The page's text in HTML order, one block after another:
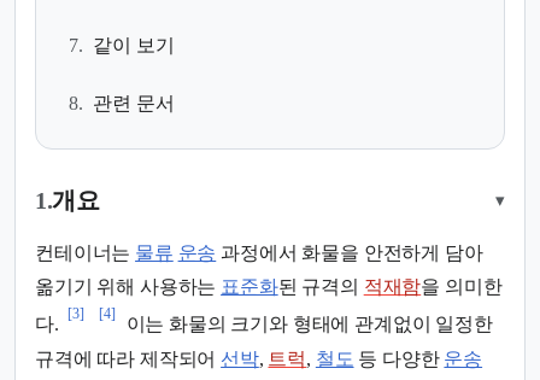
7. 같이 보기
8. 관련 문서
1.개요 ▾
컨테이너는 물류 운송 과정에서 화물을 안전하게 담아
옮기기 위해 사용하는 표준화된 규격의 적재함을 의미한
다.
[3] [4]
이는 화물의 크기와 형태에 관계없이 일정한
규격에 따라 제작되어 선박, 트럭, 철도 등 다양한 운송